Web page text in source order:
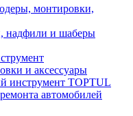
монтировки,
надфили и шаберы
и аксессуары
инструмент TOPTUL
автомобилей